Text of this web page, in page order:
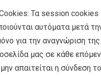
Τα session cookies
αυτόματα μετά
για την αναγνώριση
μας σε κάθε
απαιτείται η σύνδεση